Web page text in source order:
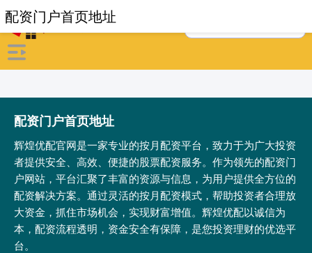
配资门户首页地址
辉煌优配官网是一家专业的按月配资平台，致力于为广大投资
者提供安全、高效、便捷的股票配资服务。作为领先的配资门
户网站，平台汇聚了丰富的资源与信息，为用户提供全方位的
配资解决方案。通过灵活的按月配资模式，帮助投资者合理放
大资金，抓住市场机会，实现财富增值。辉煌优配以诚信为
本，配资流程透明，资金安全有保障，是您投资理财的优选平
台。
配资门户首页地址